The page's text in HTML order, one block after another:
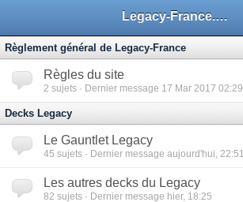
Legacy-France.org - Forum
Règlement général de Legacy-France
Règles du site
2 sujets · Dernier message 17 Mar 2017 02:29
Decks Legacy
Le Gauntlet Legacy
45 sujets · Dernier message aujourd'hui, 22:51
Les autres decks du Legacy
82 sujets · Dernier message hier, 18:25